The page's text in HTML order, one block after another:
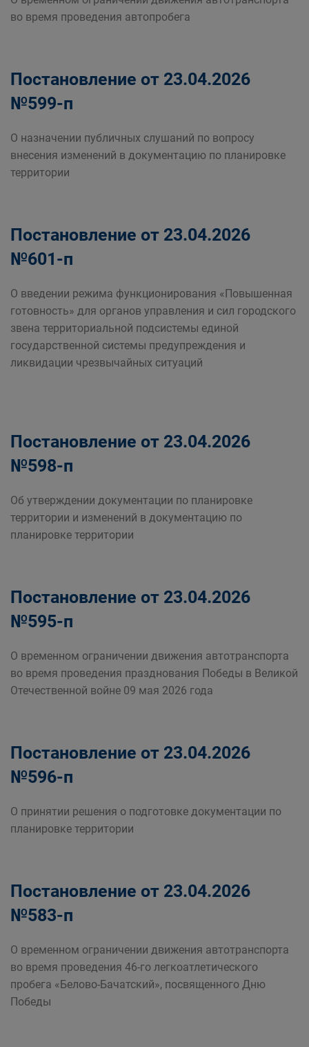
во время проведения автопробега
Постановление от 23.04.2026
№599-п
О назначении публичных слушаний по вопросу
внесения изменений в документацию по планировке
территории
Постановление от 23.04.2026
№601-п
О введении режима функционирования «Повышенная
готовность» для органов управления и сил городского
звена территориальной подсистемы единой
государственной системы предупреждения и
ликвидации чрезвычайных ситуаций
Постановление от 23.04.2026
№598-п
Об утверждении документации по планировке
территории и изменений в документацию по
планировке территории
Постановление от 23.04.2026
№595-п
О временном ограничении движения автотранспорта
во время проведения празднования Победы в Великой
Отечественной войне 09 мая 2026 года
Постановление от 23.04.2026
№596-п
О принятии решения о подготовке документации по
планировке территории
Постановление от 23.04.2026
№583-п
О временном ограничении движения автотранспорта
во время проведения 46-го легкоатлетического
пробега «Белово-Бачатский», посвященного Дню
Победы